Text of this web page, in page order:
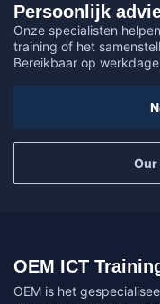
Persoonlijk
Onze specialisten
training of het
Bereikbaar op
OEM ICT
OEM is het